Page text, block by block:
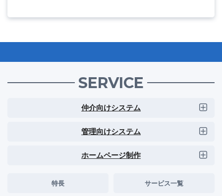
SERVICE
仲介向けシステム
管理向けシステム
ホームページ制作
特長 サービス一覧